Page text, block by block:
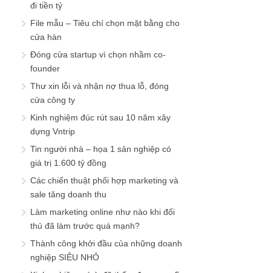
đi tiền tỷ
File mẫu – Tiêu chí chọn mặt bằng cho
cửa hàn
Đóng cửa startup vì chọn nhầm co-
founder
Thư xin lỗi và nhận nợ thua lỗ, đóng
cửa công ty
Kinh nghiệm đúc rút sau 10 năm xây
dựng Vntrip
Tin người nhà – họa 1 sản nghiệp có
giá trị 1.600 tỷ đồng
Các chiến thuật phối hợp marketing và
sale tăng doanh thu
Làm marketing online như nào khi đối
thủ đã làm trước quá mạnh?
Thành công khởi đầu của những doanh
nghiệp SIÊU NHỎ